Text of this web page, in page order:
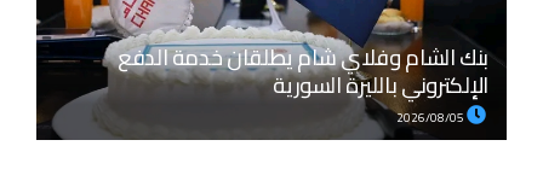
بنك الشام وفلاي شام يطلقان خدمة الدفع
الإلكتروني بالليرة السورية